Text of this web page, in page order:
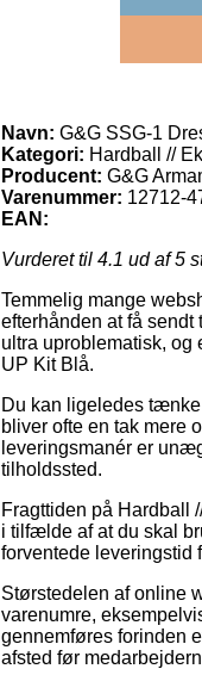
Navn: G&G SSG-1
Kategori: Hardball //
Producent: G&G
Varenummer: 12712-
EAN:
Vurderet til 4.1 ud af 5
Temmelig mange
efterhånden at få
ultra uproblematisk, og
UP Kit Blå.
Du kan ligeledes
bliver ofte en tak mere
leveringsmanér er
tilholdssted.
Fragttiden på Hardball
i tilfælde af at du skal
forventede leveringstid
Størstedelen af online
varenumre,
gennemføres forinden
afsted før